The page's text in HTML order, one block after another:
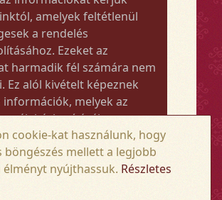
amelyek feltétlenül
a rendelés
Ezeket az
harmadik fél számára nem
Ez alól kivételt képeznek
információk, melyek az
kézbesítéséhez vagy
szükségesek.
a megrendelt termék
meghaladja az 50.000 Ft-ot,
cookie-kat használunk, hogy
böngészés mellett a legjobb
nyújthassuk. Részletes